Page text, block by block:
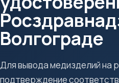
Волгограде
Для вывода медизделий на
подтверждение